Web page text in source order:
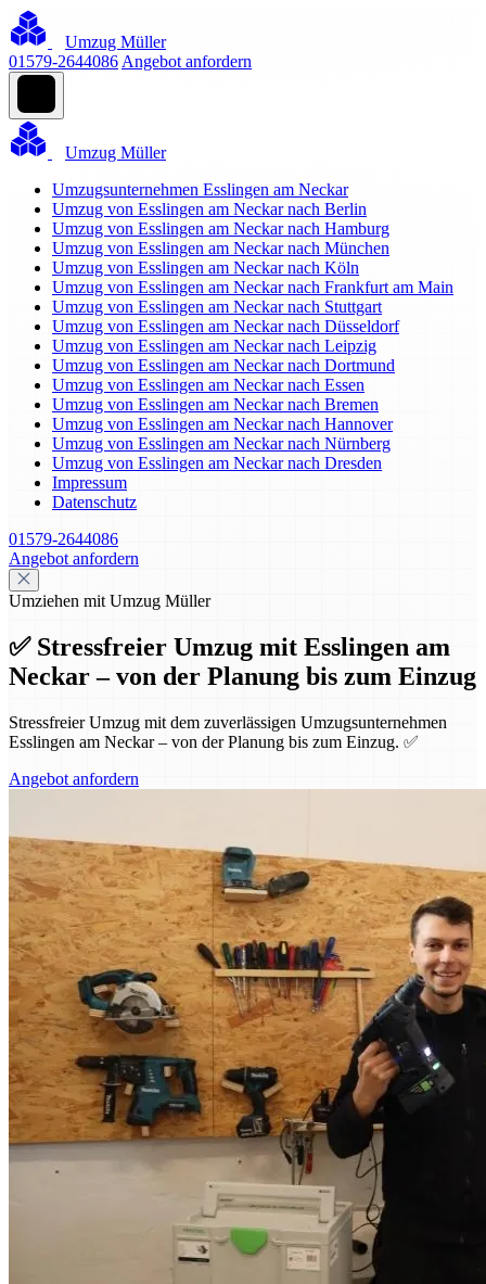
Umzug Müller
01579-2644086 Angebot anfordern
Umzug Müller
Umzugsunternehmen Esslingen am Neckar
Umzug von Esslingen am Neckar nach Berlin
Umzug von Esslingen am Neckar nach Hamburg
Umzug von Esslingen am Neckar nach München
Umzug von Esslingen am Neckar nach Köln
Umzug von Esslingen am Neckar nach Frankfurt am Main
Umzug von Esslingen am Neckar nach Stuttgart
Umzug von Esslingen am Neckar nach Düsseldorf
Umzug von Esslingen am Neckar nach Leipzig
Umzug von Esslingen am Neckar nach Dortmund
Umzug von Esslingen am Neckar nach Essen
Umzug von Esslingen am Neckar nach Bremen
Umzug von Esslingen am Neckar nach Hannover
Umzug von Esslingen am Neckar nach Nürnberg
Umzug von Esslingen am Neckar nach Dresden
Impressum
Datenschutz
01579-2644086
Angebot anfordern
Umziehen mit Umzug Müller
✅ Stressfreier Umzug mit Esslingen am
Neckar – von der Planung bis zum Einzug
Stressfreier Umzug mit dem zuverlässigen Umzugsunternehmen
Esslingen am Neckar – von der Planung bis zum Einzug. ✅
Angebot anfordern